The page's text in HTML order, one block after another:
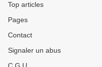
Top articles
Pages
Contact
Signaler un abus